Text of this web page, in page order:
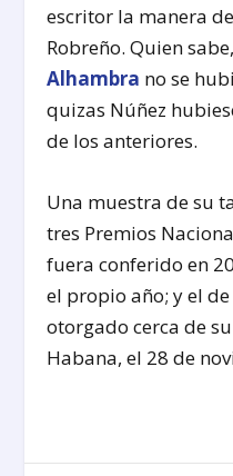
escritor la manera
Robreño. Quien
Alhambra no se
quizas Núñez
de los anteriores.
Una muestra de su
tres Premios
fuera conferido en
el propio año; y el
otorgado cerca de
Habana, el 28 de